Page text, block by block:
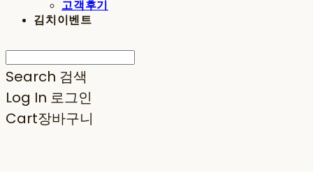
고객후기
김치이벤트
Search 검색
Log In 로그인
Cart장바구니